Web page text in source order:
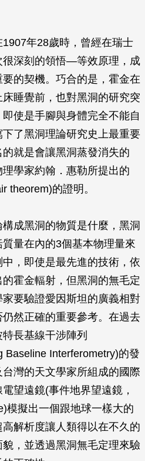
年28歲時，曾經在瑞士
很深刻的領悟—等效原理，成
的契機。巧合的是，霍金在
睡覺前，也對黑洞的研究突
使是手腳與身體完全不能自
了黑洞理論研究史上最重要
就是會讓黑洞蒸發消失的
理學家約翰．惠勒所提出的
theorem)的證明。
成黑洞的物質是什麼，黑洞
量在內的3個基本物理量來
，即使是最先進的技術，依
霍金輻射，但黑洞的無毛定
要驗證愛因斯坦的廣義相對
然正確的重要參考。在過去
長基線干涉陣列
Baseline Interferometry)的發
灣的天文學家所組成的國際
望遠鏡(事件地界望遠鏡，
模擬出一個跟地球一樣大的
解析度讓人類得以在不久的
，並透過黑洞無毛定理來驗